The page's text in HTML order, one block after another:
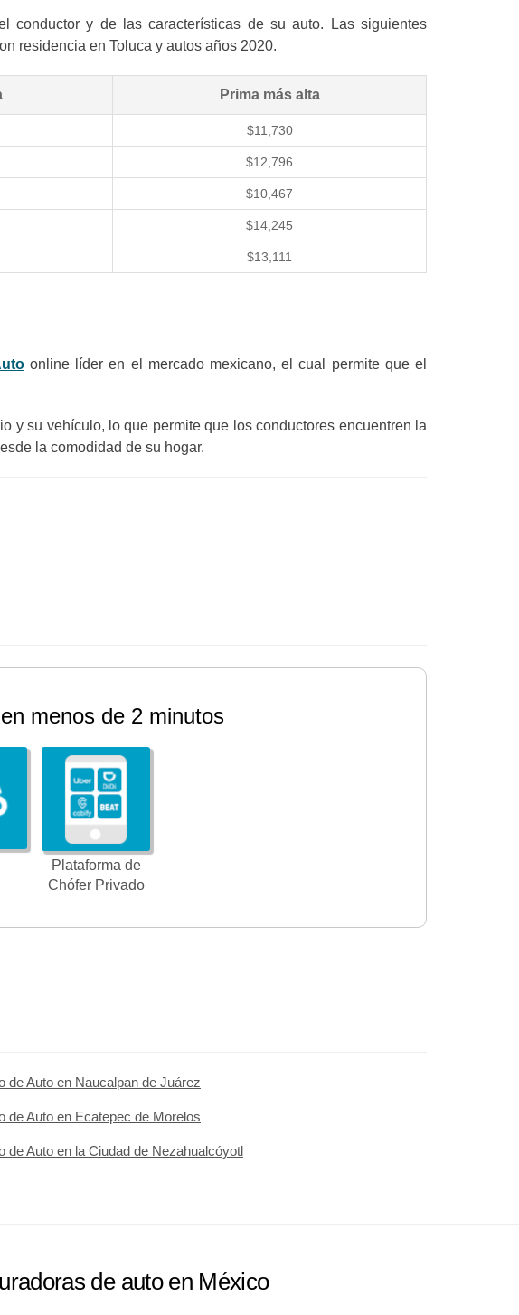
y de las características de su auto. Las siguientes
residencia en Toluca y autos años 2020.
Prima más alta
$11,730
$12,796
$10,467
$14,245
$13,111
online líder en el mercado mexicano, el cual permite que el
y su vehículo, lo que permite que los conductores encuentren la
la comodidad de su hogar.
menos de 2 minutos
Plataforma de
Chófer Privado
de Auto en Naucalpan de Juárez
de Auto en Ecatepec de Morelos
de Auto en la Ciudad de Nezahualcóyotl
de auto en México